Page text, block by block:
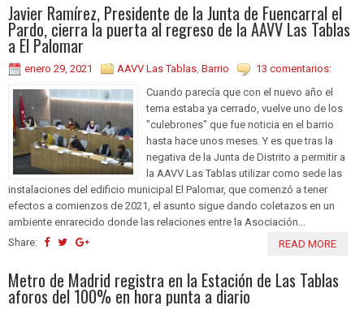
Javier Ramírez, Presidente de la Junta de Fuencarral el
Pardo, cierra la puerta al regreso de la AAVV Las Tablas
a El Palomar
enero 29, 2021 AAVV Las Tablas, Barrio
13 comentarios:
Cuando parecía que con el nuevo año el
tema estaba ya cerrado, vuelve uno de los
"culebrones" que fue noticia en el barrio
hasta hace unos meses. Y es que tras la
negativa de la Junta de Distrito a permitir a
la AAVV Las Tablas utilizar como sede las
instalaciones del edificio municipal El Palomar, que comenzó a tener
efectos a comienzos de 2021, el asunto sigue dando coletazos en un
ambiente enrarecido donde las relaciones entre la Asociación...
Share:
READ MORE
Metro de Madrid registra en la Estación de Las Tablas
aforos del 100% en hora punta a diario